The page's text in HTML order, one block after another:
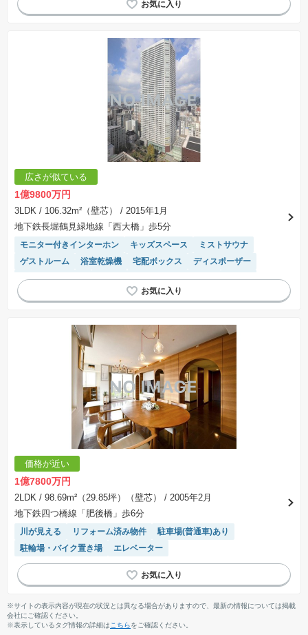
浴室乾燥機
ディスポーザー
広さが似ている
1億9800万円
3LDK / 106.32m²（壁芯）
/ 2015年1月
地下鉄長堀鶴見緑地線「西大橋」歩5分
モニター付きインターホン キッズスペース
ミストサウナ
ゲストルーム
浴室乾燥機 宅配ボックス
ディスポーザー
システムキッチン
食洗機 ２４時間ゴミ捨て可能
床暖房
温水洗浄便座
陽当り良好
価格が近い
1億7800万円
2LDK / 98.69m²（29.85坪）（壁芯）
/ 2005年2月
地下鉄四つ橋線「肥後橋」歩6分
川が見える リフォーム済み物件
駐車場(普通車)あり
駐輪場・バイク置き場
エレベーター
※サイトの表示内容が現在の状況とは異なる場合がありますので、最新の情報については掲載
会社にご確認ください。
※表示しているタグ情報の詳細は こちらをご確認ください。